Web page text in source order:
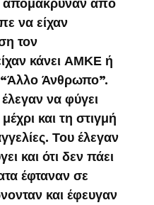
απομάκρυναν από
να είχαν
τον
κάνει ΑΜΚΕ ή
Άνθρωπο”.
να φύγει
και τη στιγμή
Του έλεγαν
και ότι δεν πάει
έφταναν σε
και έφευγαν